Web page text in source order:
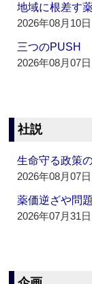
地域に根差す
2026年08月10
三つのPUSH
2026年08月07
社説
生命守る政策
2026年08月07
薬価逆ざや問
2026年07月31